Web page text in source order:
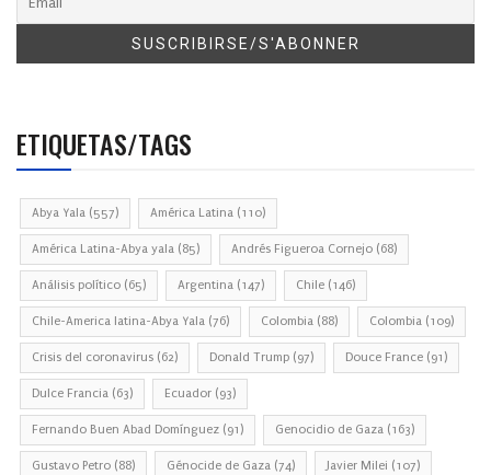
ETIQUETAS/TAGS
Abya Yala (557) América Latina (110)
América Latina-Abya yala (85) Andrés Figueroa Cornejo (68)
Análisis político (65) Argentina (147) Chile (146)
Chile-America latina-Abya Yala (76) Colombia (88) Colombia (109)
Crisis del coronavirus (62) Donald Trump (97) Douce France (91)
Dulce Francia (63) Ecuador (93)
Fernando Buen Abad Domínguez (91) Genocidio de Gaza (163)
Gustavo Petro (88) Génocide de Gaza (74) Javier Milei (107)